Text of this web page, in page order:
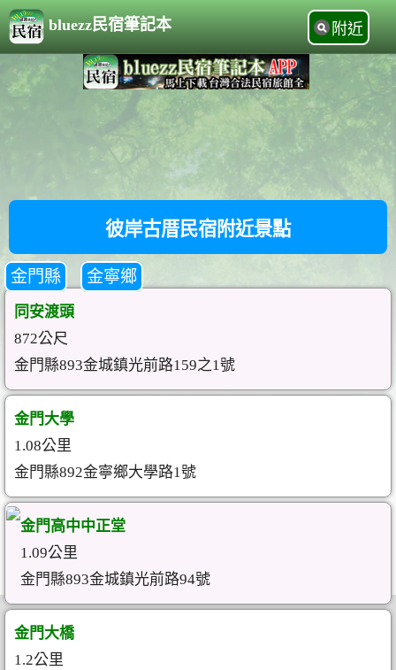
bluezz民宿筆記本 附近
彼岸古厝民宿附近景點
金門縣 金寧鄉
同安渡頭
872公尺
金門縣893金城鎮光前路159之1號
金門大學
1.08公里
金門縣892金寧鄉大學路1號
金門高中中正堂
1.09公里
金門縣893金城鎮光前路94號
金門大橋
1.2公里